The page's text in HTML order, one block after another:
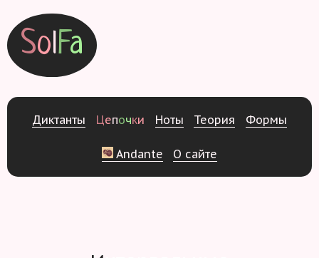
SolFa
Диктанты Цепочки Ноты Теория Формы
Andante О сайте